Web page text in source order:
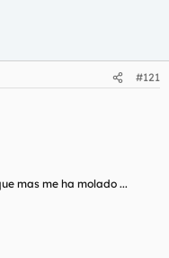
#121
mas me ha molado ...